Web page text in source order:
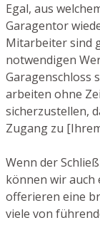
Egal, aus
Garagentor
Mitarbeiter sind
notwendigen
Garagenschloss
arbeiten ohne
sicherzustellen,
Zugang zu
Wenn der
können wir auch
offerieren eine
viele von